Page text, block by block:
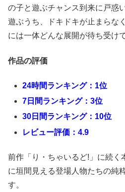
の子と遊ぶチャンス到来に戸惑
遊ぶうち、ドキドキが止まらな
には一体どんな展開が待ち受け
作品の評価
24時間ランキング：1位
7日間ランキング：3位
30日間ランキング：10位
レビュー評価：4.9
前作「り・ちゃいるど!」に続く
に垣間見える登場人物たちの純
す。